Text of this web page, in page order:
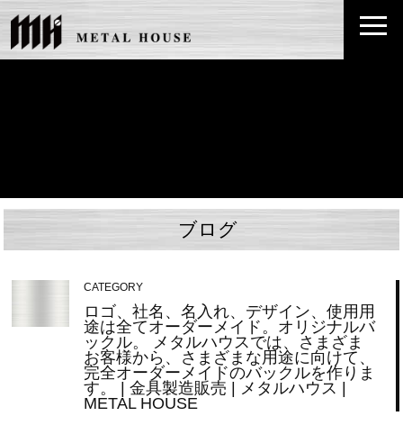
ブログ
CATEGORY
ロゴ、社名、名入れ、デザイン、使用用
途は全てオーダーメイド。オリジナルバ
ックル。 メタルハウスでは、さまざま
お客様から、さまざまな用途に向けて、
完全オーダーメイドのバックルを作りま
す。 | 金具製造販売 | メタルハウス |
METAL HOUSE